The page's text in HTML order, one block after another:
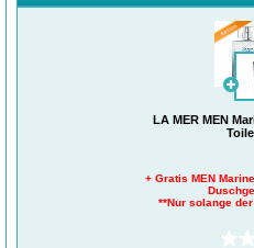
ALCOHOL DENAT., AQUA (WATER),
TETRAMETHYL
HEXAMETHYLINDENOPYRAN, MARIS
COUMARIN, LIMONENE, CITRUS
PEEL OIL, HYDROXYCITRONELLAL,
LINALYL ACETATE, PINENE,
CINNAMAL, CITRAL, MENTHOL,
LA MER MEN
+ Gratis MEN
**Nur solange
(0)